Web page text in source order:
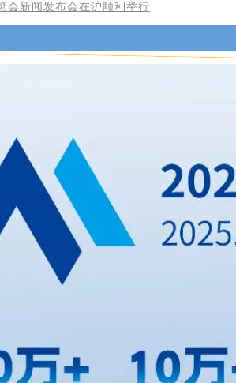
会新闻发布会在沪顺利举行